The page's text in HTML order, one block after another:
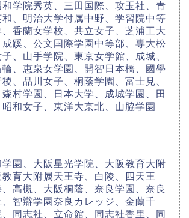
学院秀英、三田国際、攻玉社、青
、明治大学付属中野、学習院中等
香蘭女学校、共立女子、芝浦工大
成蹊、公文国際学園中等部、専大松
、山手学院、東京女学館、成城、
、恵泉女学園、開智日本橋、國學
、品川女子、桐蔭学園、富士見、
村学園、日本大学、成城学園、田
昭和女子、東洋大京北、山脇学園
園、大阪星光学院、大阪教育大附
育大附属天王寺、白陵、四天王
高槻、大阪桐蔭、奈良学園、奈良
智辯学園奈良カレッジ、金蘭千
同志社、立命館、同志社香里、同